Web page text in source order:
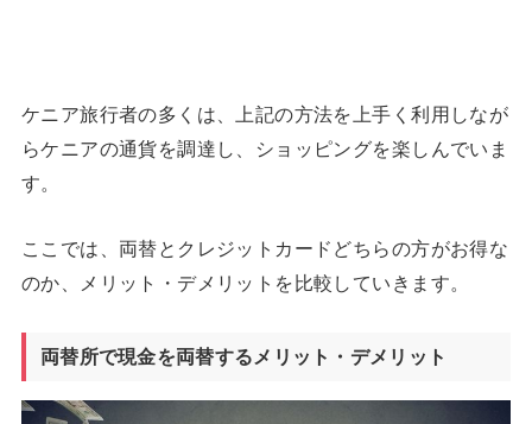
ケニア旅行者の多くは、上記の方法を上手く利用しなが
らケニアの通貨を調達し、ショッピングを楽しんでいま
す。
ここでは、両替とクレジットカードどちらの方がお得な
のか、メリット・デメリットを比較していきます。
両替所で現金を両替するメリット・デメリット